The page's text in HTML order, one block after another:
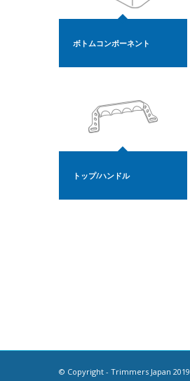
ボトムコンポーネント
トップ/ハンドル
© Copyright - Trimmers Japan 2019